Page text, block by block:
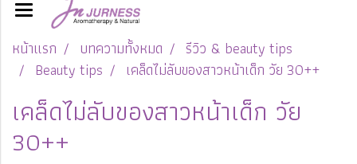
หน้าแรก บทความทั้งหมด
รีวิว & beauty tips
Beauty tips
เคล็ดไม่ลับของสาวหน้าเด็ก วัย 30++
เคล็ดไม่ลับของสาวหน้าเด็ก วัย
30++